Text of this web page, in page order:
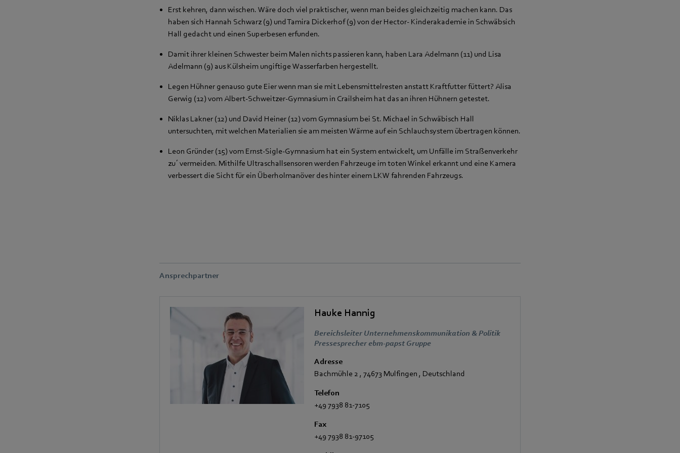
Erst kehren, dann wischen. Wäre doch viel praktischer, wenn man beides gleichzeitig machen kann. Das
haben sich Hannah Schwarz (9) und Tamira Dickerhof (9) von der Hector- Kinderakademie in Schwäbsich
Hall gedacht und einen Superbesen erfunden.
Damit ihrer kleinen Schwester beim Malen nichts passieren kann, haben Lara Adelmann (11) und Lisa
Adelmann (9) aus Külsheim ungiftige Wasserfarben hergestellt.
Legen Hühner genauso gute Eier wenn man sie mit Lebensmittelresten anstatt Kraftfutter füttert? Alisa
Gerwig (12) vom Albert-Schweitzer-Gymnasium in Crailsheim hat das an ihren Hühnern getestet.
Niklas Lakner (12) und David Heiner (12) vom Gymnasium bei St. Michael in Schwäbisch Hall
untersuchten, mit welchen Materialien sie am meisten Wärme auf ein Schlauchsystem übertragen können.
Leon Gründer (15) vom Ernst-Sigle-Gymnasium hat ein System entwickelt, um Unfälle im Straßenverkehr
zu´ vermeiden. Mithilfe Ultraschallsensoren werden Fahrzeuge im toten Winkel erkannt und eine Kamera
verbessert die Sicht für ein Überholmanöver des hinter einem LKW fahrenden Fahrzeugs.
Ansprechpartner
Hauke Hannig
Bereichsleiter Unternehmenskommunikation & Politik
Pressesprecher ebm-papst Gruppe
Adresse
Bachmühle 2 , 74673 Mulfingen , Deutschland
Telefon
+49 7938 81-7105
Fax
+49 7938 81-97105